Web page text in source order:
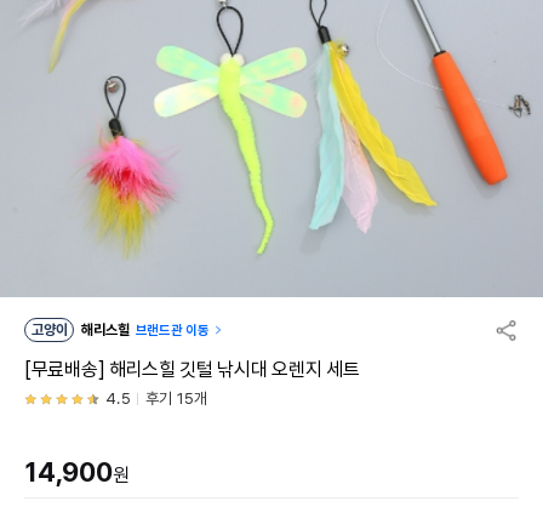
고양이 해리스힐 브랜드관 이동
[무료배송] 해리스힐 깃털 낚시대 오렌지 세트
4.5 후기 15개
14,900원